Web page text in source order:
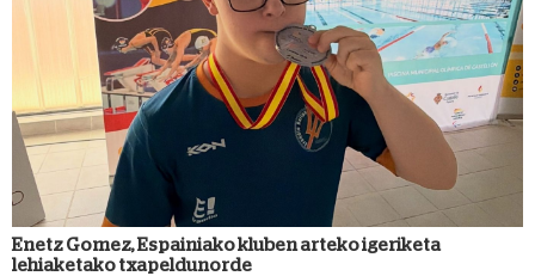
Enetz Gomez, Espainiako kluben arteko igeriketa
lehiaketako txapeldunorde